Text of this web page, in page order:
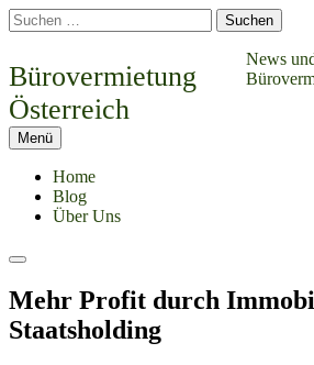
Springe
zum
Suchen
nach:
Bürovermietung
Österreich
News
Menü
Home
Blog
Über Uns
Suchen
Mehr Profit durch
Staatsholding